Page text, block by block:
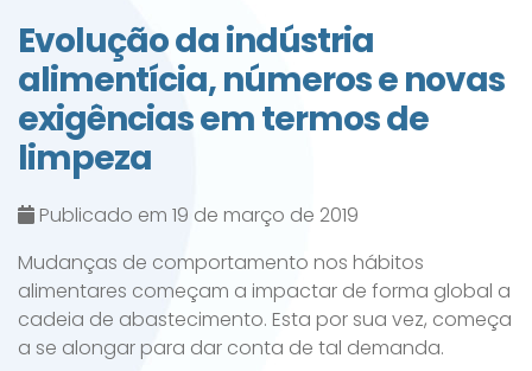
Evolução da indústria
alimentícia, números e novas
exigências em termos de
limpeza
Publicado em 19 de março de 2019
Mudanças de comportamento nos hábitos
alimentares começam a impactar de forma global a
cadeia de abastecimento. Esta por sua vez, começa
a se alongar para dar conta de tal demanda.